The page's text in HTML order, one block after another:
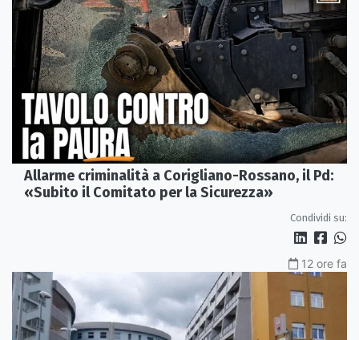
Allarme criminalità a Corigliano-Rossano, il Pd:
«Subito il Comitato per la Sicurezza»
Condividi su:
12 ore fa